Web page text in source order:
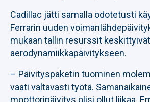
Cadillac jätti samalla odotetusti
Ferrarin uuden
mukaan tallin resurssit
aerodynamiikkapäivitykseen.
– Päivityspaketin tuominen
vaati valtavasti työtä.
moottoripäivitys olisi ollut liikaa.